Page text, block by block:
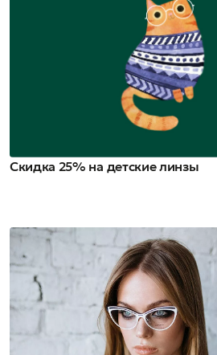
Скидка 25% на детские линзы